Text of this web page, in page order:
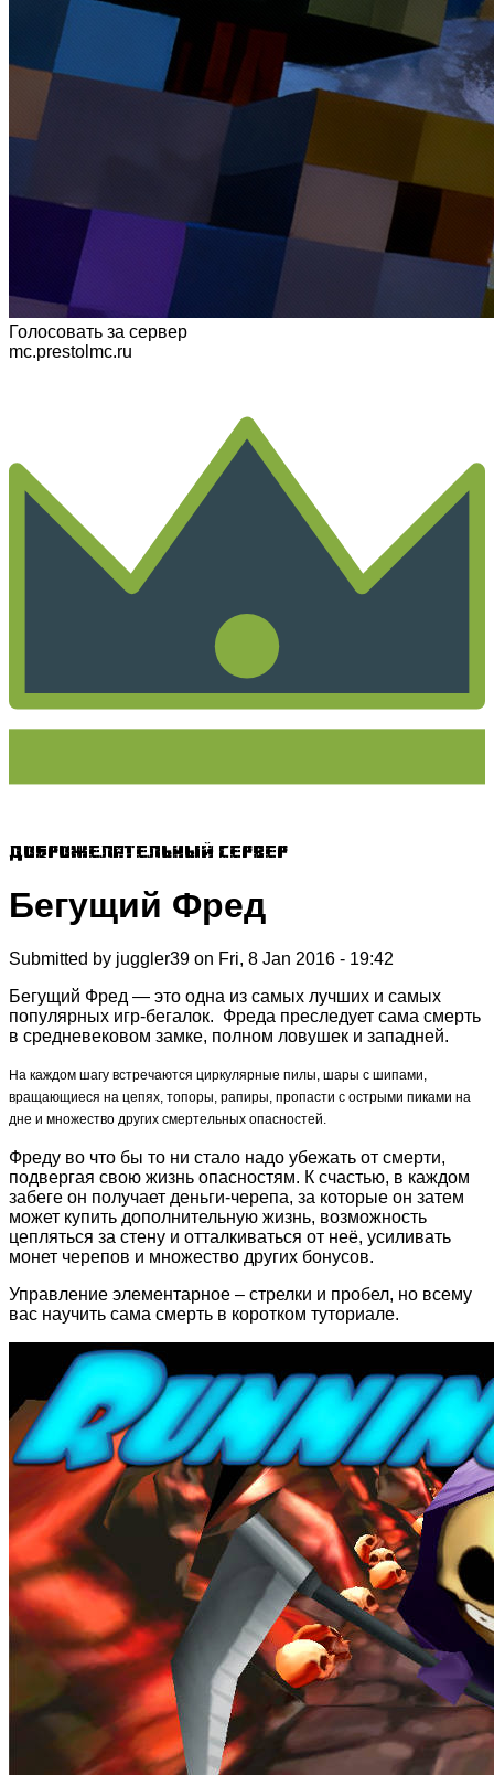
Голосовать за сервер
mc.prestolmc.ru
Доброжелательный сервер
Бегущий Фред
Submitted by juggler39 on Fri, 8 Jan 2016 - 19:42
Бегущий Фред — это одна из самых лучших и самых
популярных игр-бегалок. Фреда преследует сама смерть
в средневековом замке, полном ловушек и западней.
На каждом шагу встречаются циркулярные пилы, шары с шипами,
вращающиеся на цепях, топоры, рапиры, пропасти с острыми пиками на
дне и множество других смертельных опасностей.
Фреду во что бы то ни стало надо убежать от смерти,
подвергая свою жизнь опасностям. К счастью, в каждом
забеге он получает деньги-черепа, за которые он затем
может купить дополнительную жизнь, возможность
цепляться за стену и отталкиваться от неё, усиливать
монет черепов и множество других бонусов.
Управление элементарное – стрелки и пробел, но всему
вас научить сама смерть в коротком туториале.